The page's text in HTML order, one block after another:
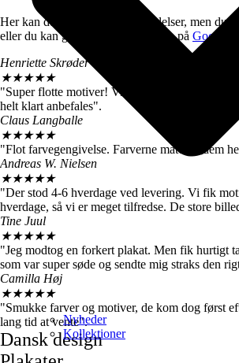
Nyheder
Kollektioner
Her kan du se et par kunde udtalelser, men du
eller du kan give os din anmeldelse på Google
Henriette Skrøder
★★★★★
"Super flotte motiver! Vi er henrykte over
helt klart anbefales".
Claus Langballe
★★★★★
"Flot farvegengivelse. Farverne matcher dem
Andreas W. Nielsen
★★★★★
"Der stod 4-6 hverdage ved levering. Vi fik
hverdage, så vi er meget tilfredse. De store
Tine Juul
★★★★★
"Jeg modtog en forkert plakat. Men fik hurtigt
som var super søde og sendte mig straks den
Camilla Høj
★★★★★
"Smukke farver og motiver, de kom dog først
lang tid at vente".
Dansk design